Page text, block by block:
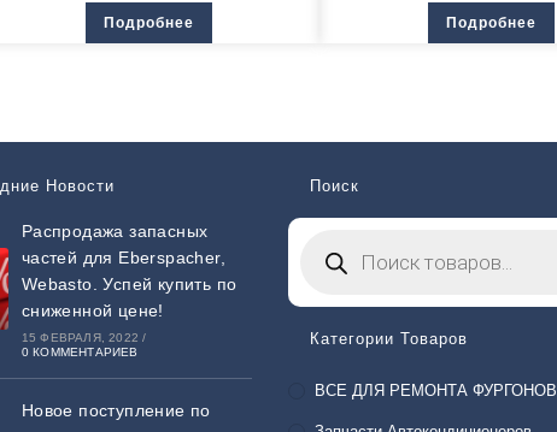
Подробнее Подробнее
Новости
Распродажа запасных
частей для Eberspacher,
Webasto. Успей купить по
сниженной цене!
15 ФЕВРАЛЯ, 2022 /
0 КОММЕНТАРИЕВ
Новое поступление по
Поиск
Категории Товаров
ВСЕ ДЛЯ РЕМОНТА ФУРГОНОВ